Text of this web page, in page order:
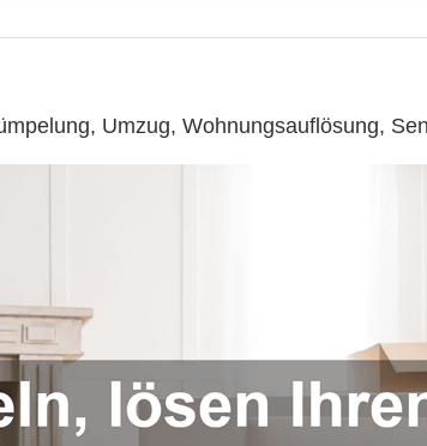
Umzug, Wohnungsauflösung,